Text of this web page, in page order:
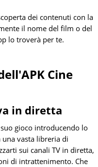
dei contenuti con la
il nome del film o del
lo troverà per te.
Cine
in diretta
gioco introducendo lo
vasta libreria di
sui canali TV in diretta,
di intrattenimento. Che